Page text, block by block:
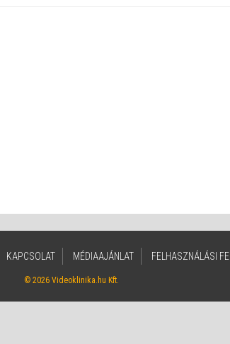
KAPCSOLAT MÉDIAAJÁNLAT FELHASZNÁLÁSI
© 2026 Videoklinika.hu Kft.